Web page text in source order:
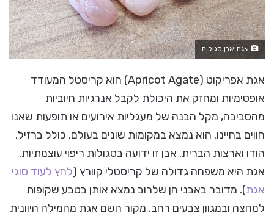
אגת אבן סגולות
אגת אפריקוט (Apricot Agate) הוא קריסטל המעודד
אופטימיות ומחזק את היכולת לקבל אנרגיות חיוביות
מהסביבה, מקל הבנה של מעגליות אירועים או תופעות שאנו
חווים בחיינו. הוא נמצא במקומות שונים בעולם, כולל ברזיל,
הודו וארצות הברית. אבן זו ידועה בסגולות ריפוי עוצמתיות.
אגת היא משפחה גדולה של קריסטלי קוורץ (לחץ לעוד סוגי
אגת). מדובר באבני חן שלרוב נמצא אותן בטבע שקופות
למחצה ובמגוון צבעים רחב. מקור השם אגת מהמילה היוונית